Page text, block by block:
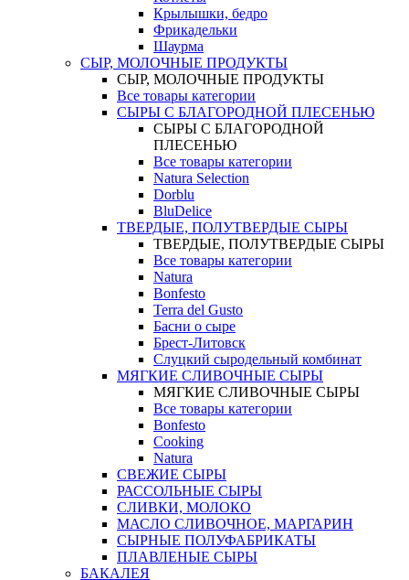
Крылышки, бедро
Фрикадельки
Шаурма
СЫР, МОЛОЧНЫЕ ПРОДУКТЫ
СЫР, МОЛОЧНЫЕ ПРОДУКТЫ
Все товары категории
СЫРЫ С БЛАГОРОДНОЙ ПЛЕСЕНЬЮ
СЫРЫ С БЛАГОРОДНОЙ
ПЛЕСЕНЬЮ
Все товары категории
Natura Selection
Dorblu
BluDelice
ТВЕРДЫЕ, ПОЛУТВЕРДЫЕ СЫРЫ
ТВЕРДЫЕ, ПОЛУТВЕРДЫЕ СЫРЫ
Все товары категории
Natura
Bonfesto
Terra del Gusto
Басни о сыре
Брест-Литовск
Слуцкий сыродельный комбинат
МЯГКИЕ СЛИВОЧНЫЕ СЫРЫ
МЯГКИЕ СЛИВОЧНЫЕ СЫРЫ
Все товары категории
Bonfesto
Cooking
Natura
СВЕЖИЕ СЫРЫ
РАССОЛЬНЫЕ СЫРЫ
СЛИВКИ, МОЛОКО
МАСЛО СЛИВОЧНОЕ, МАРГАРИН
СЫРНЫЕ ПОЛУФАБРИКАТЫ
ПЛАВЛЕНЫЕ СЫРЫ
БАКАЛЕЯ